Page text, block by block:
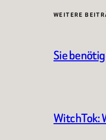
WEITERE
Sie
WitchTok: